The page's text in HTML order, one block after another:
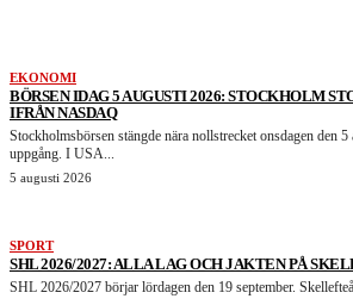
EKONOMI
BÖRSEN IDAG 5 AUGUSTI 2026: STOCKHOLM
IFRÅN NASDAQ
Stockholmsbörsen stängde nära nollstrecket onsdagen den
uppgång. I USA...
5 augusti 2026
SPORT
SHL 2026/2027: ALLA LAG OCH JAKTEN PÅ
SHL 2026/2027 börjar lördagen den 19 september.